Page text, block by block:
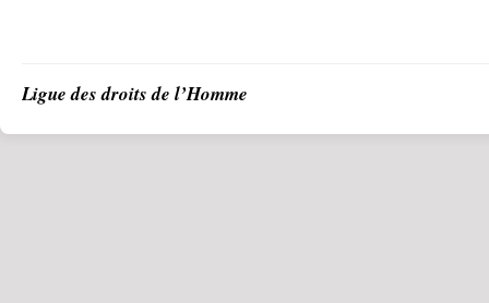
Ligue des droits de l’Homme